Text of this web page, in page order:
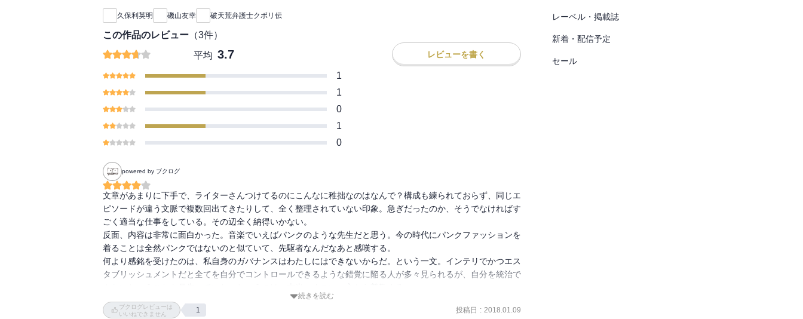
もちろん、これは私のことだ。記者会見に同席する私の様子をテレビで観た人は、その発言よりも、まず容姿に
強烈な印象を受けるようだ。ヤクザ相手の債権回収や総会屋相手の株主総会指導などを手掛けていたから、こう
なったというわけではない。
ただ、総会屋が記憶に刻まれた私の顔を見て「あいつがいる」と逃げ腰になったことは事実。株主総会の場に私
常に大義のために何かと闘ってきた。相手を説得するまで決して諦めない。依頼者のために全体力と全脳みそを
使ってきた。自分にとって弁護士は天職であり、自分は「全身、これ弁護士」なのだと思っている。
久保利英明 磯山友幸 破天荒弁護士クボリ伝
この作品のレビュー （3件）
平均 3.7 レビューを書く
1
1
0
1
0
powered by ブクログ
文章があまりに下手で、ライターさんつけてるのにこんなに稚拙なのはなんで？構成も練られておらず、同じエ
ピソードが違う文脈で複数回出てきたりして、全く整理されていない印象。急ぎだったのか、そうでなければす
ごく適当な仕事をしている。その辺全く納得いかない。
反面、内容は非常に面白かった。音楽でいえばパンクのような先生だと思う。今の時代にパンクファッションを
着ることは全然パンクではないのと似ていて、先駆者なんだなあと感嘆する。
何より感銘を受けたのは、私自身のガバナンスはわたしにはできないからだ。という一文。インテリでかつエス
タブリッシュメントだと全てを自分でコントロールできるような錯覚に陥る人が多々見られるが、自分を統治で
続きを読む
ブクログレビューは
いいねできません
1 投稿日 : 2018.01.09
レーベル・掲載誌
新着・配信予定
セール